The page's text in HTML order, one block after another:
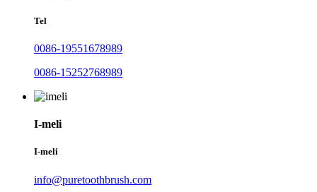
Tel
0086-19551678989
0086-15252768989
I-meli
I-meli
info@puretoothbrush.com